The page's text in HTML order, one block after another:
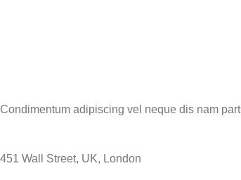
Condimentum adipiscing vel neque dis nam
451 Wall Street, UK, London